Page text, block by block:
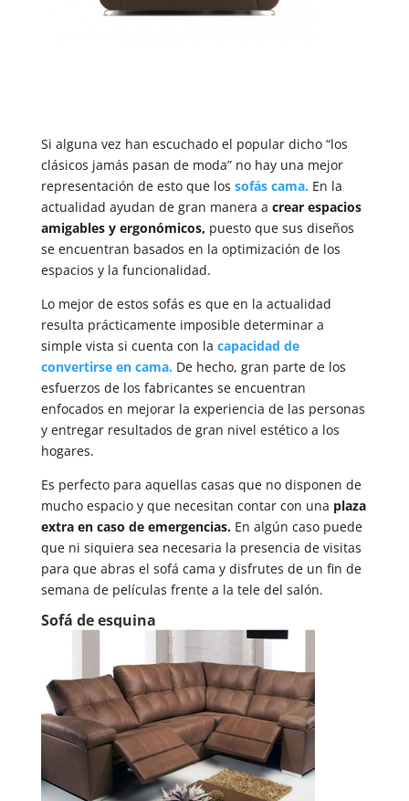
Si alguna vez han escuchado el popular dicho “los
clásicos jamás pasan de moda” no hay una mejor
representación de esto que los sofás cama. En la
actualidad ayudan de gran manera a crear espacios
amigables y ergonómicos, puesto que sus diseños
se encuentran basados en la optimización de los
espacios y la funcionalidad.
Lo mejor de estos sofás es que en la actualidad
resulta prácticamente imposible determinar a
simple vista si cuenta con la capacidad de
convertirse en cama. De hecho, gran parte de los
esfuerzos de los fabricantes se encuentran
enfocados en mejorar la experiencia de las personas
y entregar resultados de gran nivel estético a los
hogares.
Es perfecto para aquellas casas que no disponen de
mucho espacio y que necesitan contar con una plaza
extra en caso de emergencias.En algún caso puede
que ni siquiera sea necesaria la presencia de visitas
para que abras el sofá cama y disfrutes de un fin de
semana de películas frente a la tele del salón.
Sofá de esquina